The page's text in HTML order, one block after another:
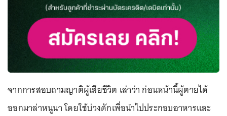
จากการสอบถามญาติผู้เสียชีวิต เล่าว่า ก่อนหน้านี้ผู้ตายได้
ออกมาล่าหนูนา โดยใช้บ่วงดักเพื่อนำไปประกอบอาหารและ